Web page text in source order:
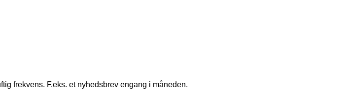
frekvens. F.eks. et nyhedsbrev engang i måneden.